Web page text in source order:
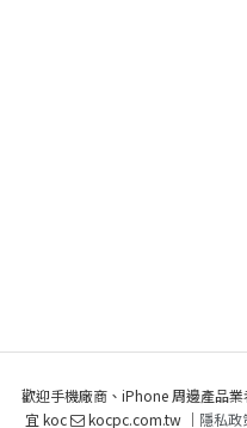
歡迎手機廠商、iPhone 周邊產品
宜 koc
kocpc.com.tw ｜ 隱私政